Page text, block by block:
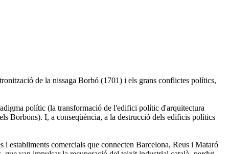
de la nissaga Borbó (1701) i els grans conflictes polítics,
polític (la transformació de l'edifici polític d'arquitectura
Borbons). I, a conseqüència, a la destrucció dels edificis polítics
establiments comercials que connecten Barcelona, Reus i Mataró